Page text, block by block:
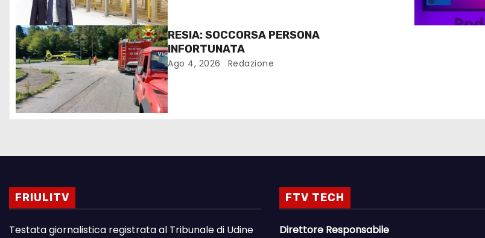
RESIA: SOCCORSA PERSONA
INFORTUNATA
Ago 4, 2026 Redazione
FRIULITV
Testata giornalistica registrata al Tribunale di Udine
FTV TECH
Direttore Responsabile